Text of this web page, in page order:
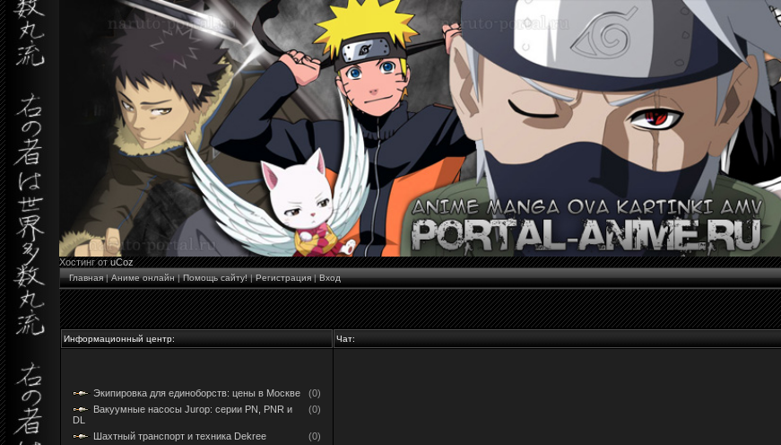
Хостинг отuCoz
Главная|Аниме онлайн|Помощь сайту!|Регистрация|Вход
Информационный центр: Чат:
Экипировка для единоборств: цены в Москве
(0)
Вакуумные насосы Jurop: серии PN, PNR и
DL
(0)
Шахтный транспорт и техника Dekree
(0)